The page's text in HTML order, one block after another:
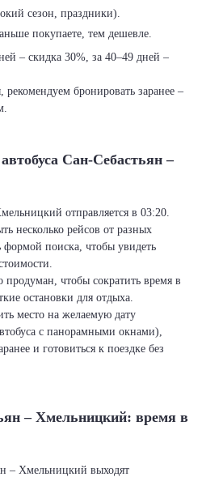
сезон, праздники).
покупаете, тем дешевле.
– скидка 30%, за 40–49 дней –
бронировать заранее –
Сан-Себастьян –
отправляется в 03:20.
несколько рейсов от разных
формой поиска, чтобы увидеть
чтобы сократить время в
остановки для отдыха.
место на желаемую дату
с панорамными окнами),
и готовиться к поездке без
– Хмельницкий: время в
– Хмельницкий выходят